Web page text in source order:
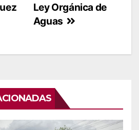
Ley Orgánica de
Aguas